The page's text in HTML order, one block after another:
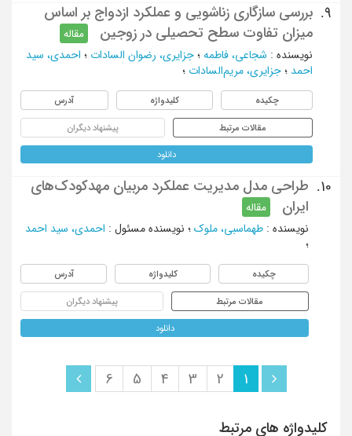
9.
بررسی سازگاری زناشویی و عملکرد ازدواج بر اساس
میزان تفاوت سطح تحصیلی در زوجین
مقاله
نویسنده : شجاعی، فاطمه ؛ جزایری، رضوان السادات ؛ احمدی، سید
احمد ؛ جزایری، مریم‌السادات ؛
چکیده کلیدواژه آدرس
مقالات مرتبط پیشنهاد دیگران
دانلود
10.
طراحی مدل مدیریت عملکرد مربیان مهدکودک‌های
ایران
مقاله
نویسنده : طهماسبی، ملوک ؛ نویسنده مسئول : احمدی، سید احمد
؛
چکیده کلیدواژه آدرس
مقالات مرتبط پیشنهاد دیگران
دانلود
1
2
3
4
5
6
کلیدواژه های مرتبط